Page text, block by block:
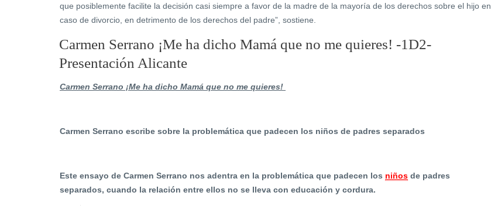
que posiblemente facilite la decisión casi siempre a favor de la madre de la mayoría de los derechos sobre el hijo en
caso de divorcio, en detrimento de los derechos del padre”, sostiene.
Carmen Serrano ¡Me ha dicho Mamá que no me quieres! -1D2-
Presentación Alicante
Carmen Serrano ¡Me ha dicho Mamá que no me quieres!
Carmen Serrano escribe sobre la problemática que padecen los niños de padres separados
Este ensayo de Carmen Serrano nos adentra en la problemática que padecen los niños de padres
separados, cuando la relación entre ellos no se lleva con educación y cordura.